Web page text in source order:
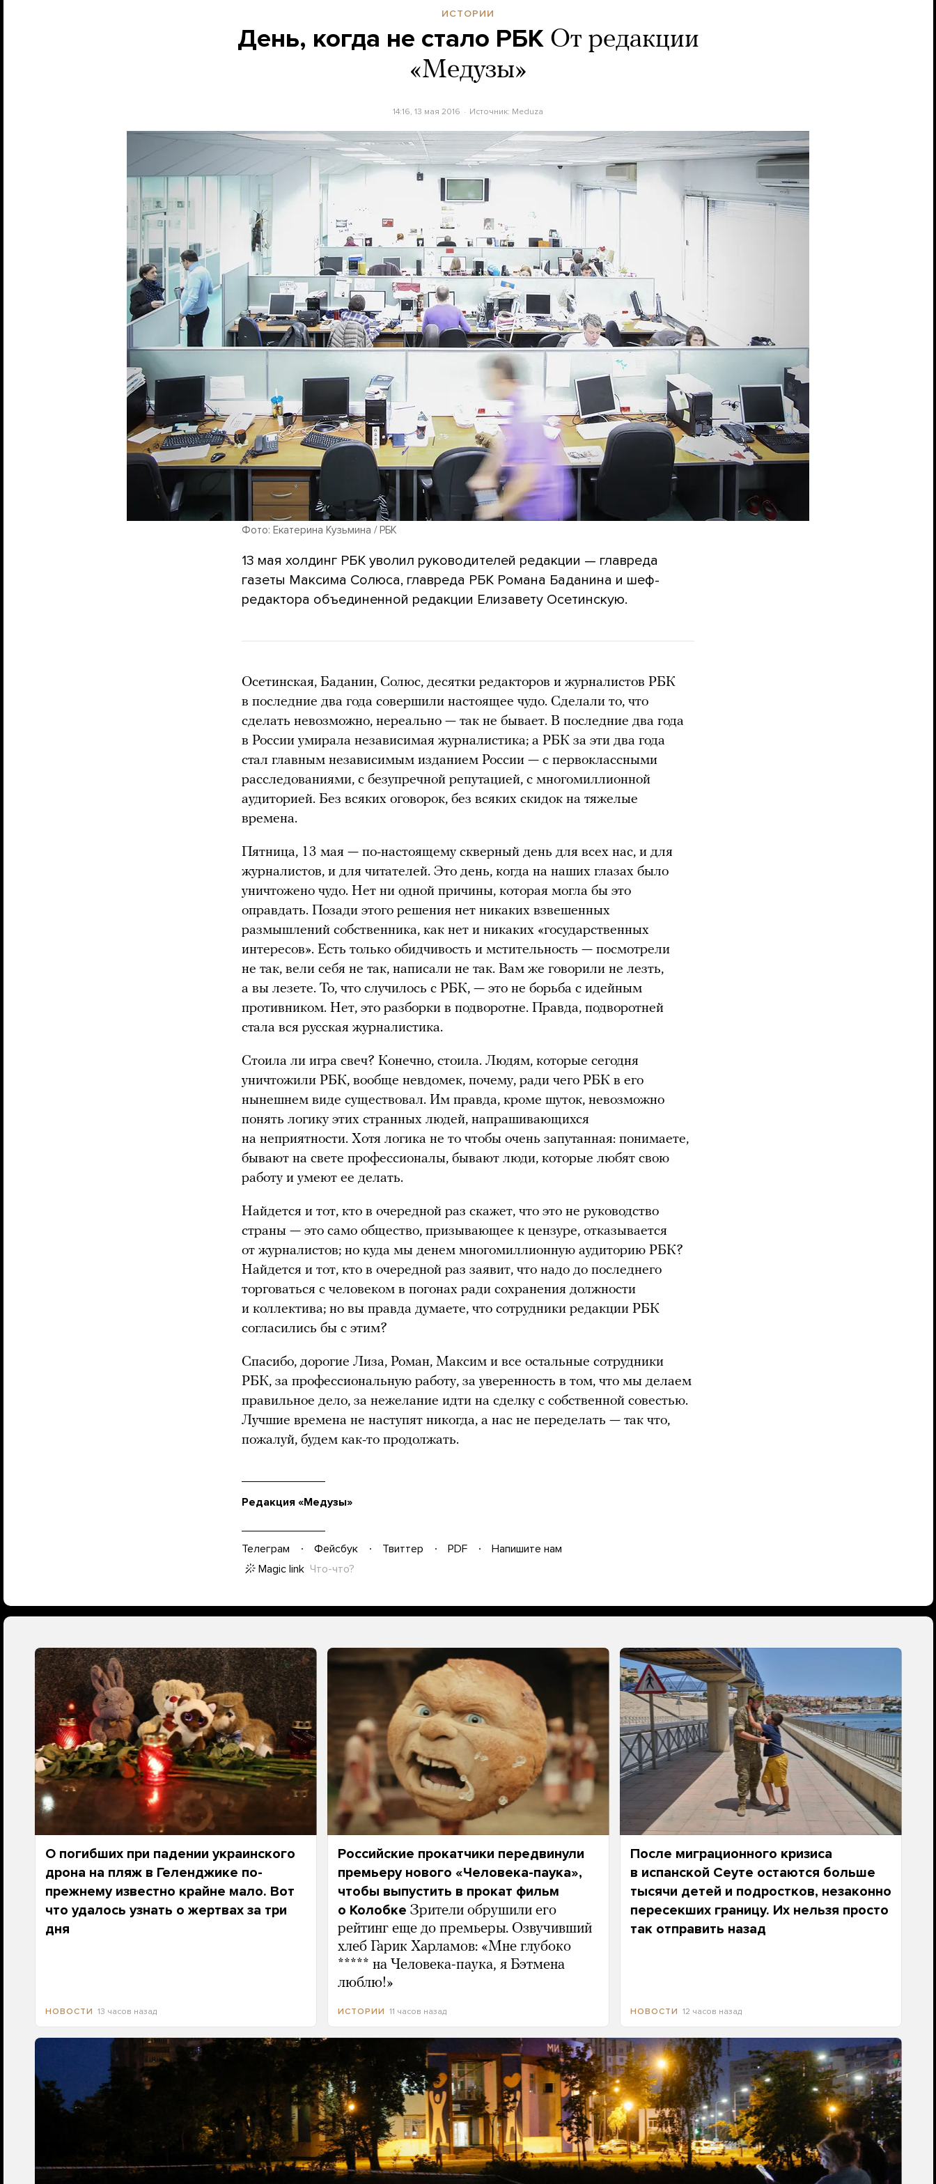
ИСТОРИИ
День, когда не стало РБК От редакции
«Медузы»
14:16, 13 мая 2016 Источник: Meduza
Фото: Екатерина Кузьмина / РБК
13 мая холдинг РБК уволил руководителей редакции — главреда
газеты Максима Солюса, главреда РБК Романа Баданина и шеф-
редактора объединенной редакции Елизавету Осетинскую.
Осетинская, Баданин, Солюс, десятки редакторов и журналистов РБК
в последние два года совершили настоящее чудо. Сделали то, что
сделать невозможно, нереально — так не бывает. В последние два года
в России умирала независимая журналистика; а РБК за эти два года
стал главным независимым изданием России — с первоклассными
расследованиями, с безупречной репутацией, с многомиллионной
аудиторией. Без всяких оговорок, без всяких скидок на тяжелые
времена.
Пятница, 13 мая — по-настоящему скверный день для всех нас, и для
журналистов, и для читателей. Это день, когда на наших глазах было
уничтожено чудо. Нет ни одной причины, которая могла бы это
оправдать. Позади этого решения нет никаких взвешенных
размышлений собственника, как нет и никаких «государственных
интересов». Есть только обидчивость и мстительность — посмотрели
не так, вели себя не так, написали не так. Вам же говорили не лезть,
а вы лезете. То, что случилось с РБК, — это не борьба с идейным
противником. Нет, это разборки в подворотне. Правда, подворотней
стала вся русская журналистика.
Стоила ли игра свеч? Конечно, стоила. Людям, которые сегодня
уничтожили РБК, вообще невдомек, почему, ради чего РБК в его
нынешнем виде существовал. Им правда, кроме шуток, невозможно
понять логику этих странных людей, напрашивающихся
на неприятности. Хотя логика не то чтобы очень запутанная: понимаете,
бывают на свете профессионалы, бывают люди, которые любят свою
работу и умеют ее делать.
Найдется и тот, кто в очередной раз скажет, что это не руководство
страны — это само общество, призывающее к цензуре, отказывается
от журналистов; но куда мы денем многомиллионную аудиторию РБК?
Найдется и тот, кто в очередной раз заявит, что надо до последнего
торговаться с человеком в погонах ради сохранения должности
и коллектива; но вы правда думаете, что сотрудники редакции РБК
согласились бы с этим?
Спасибо, дорогие Лиза, Роман, Максим и все остальные сотрудники
РБК, за профессиональную работу, за уверенность в том, что мы делаем
правильное дело, за нежелание идти на сделку с собственной совестью.
Лучшие времена не наступят никогда, а нас не переделать — так что,
пожалуй, будем как-то продолжать.
Редакция «Медузы»
Телеграм Фейсбук Твиттер PDF
Напишите нам
Magic link Что-что?
О погибших при падении украинского
дрона на пляж в Геленджике по-
прежнему известно крайне мало. Вот
что удалось узнать о жертвах за три
дня
НОВОСТИ 13 часов назад
Российские прокатчики передвинули
премьеру нового «Человека-паука»,
чтобы выпустить в прокат фильм
о Колобке Зрители обрушили его
рейтинг еще до премьеры. Озвучивший
хлеб Гарик Харламов: «Мне глубоко
***** на Человека-паука, я Бэтмена
люблю!»
ИСТОРИИ 11 часов назад
После миграционного кризиса
в испанской Сеуте остаются больше
тысячи детей и подростков, незаконно
пересекших границу. Их нельзя просто
так отправить назад
НОВОСТИ 12 часов назад